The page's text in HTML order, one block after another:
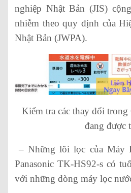
nghiệp Nhật Bản (JIS)
nhiễm theo quy định của
Nhật Bản (JWPA).
Kiểm tra các thay đổi trong
đang được
– Những lõi lọc của Máy
Panasonic TK-HS92-s có
với những dòng máy lọc